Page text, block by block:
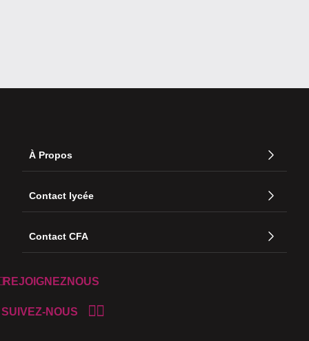
À Propos
Contact lycée
Contact CFA
REJOIGNEZNOUS
SUIVEZ-NOUS